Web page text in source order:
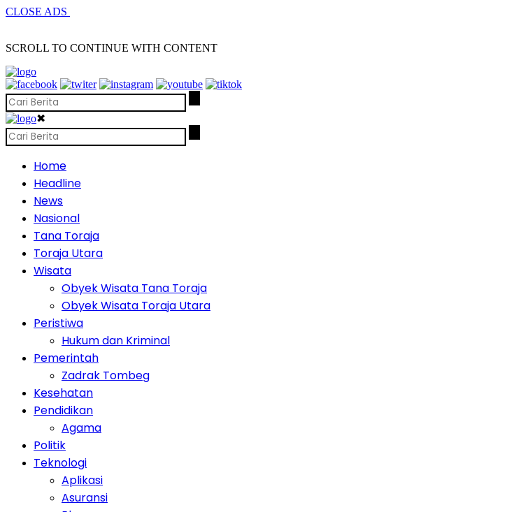
CLOSE ADS
SCROLL TO CONTINUE WITH CONTENT
✖
Home
Headline
News
Nasional
Tana Toraja
Toraja Utara
Wisata
Obyek Wisata Tana Toraja
Obyek Wisata Toraja Utara
Peristiwa
Hukum dan Kriminal
Pemerintah
Zadrak Tombeg
Kesehatan
Pendidikan
Agama
Politik
Teknologi
Aplikasi
Asuransi